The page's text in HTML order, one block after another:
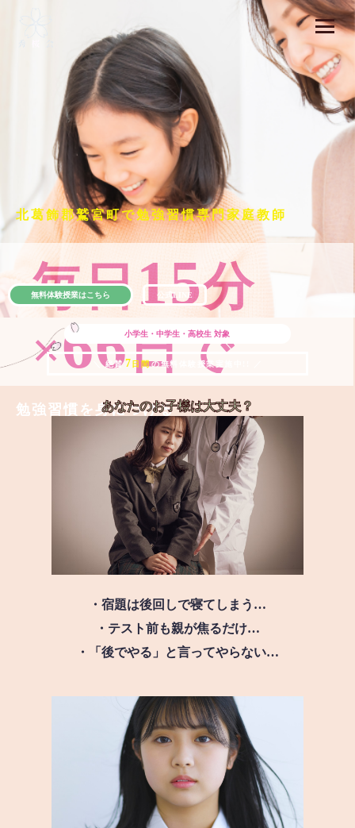
北葛飾郡鷲宮町で勉強習慣専門家庭教師
毎日15分
×66日で
勉強習慣を身につける
小学生・中学生・高校生 対象
＼ 絶賛 7 日間の無料体験授業実施中!! ／
無料体験授業はこちら 公式LINE
あなたのお子様は大丈夫？
・宿題は後回しで寝てしまう…
・テスト前も親が焦るだけ…
・「後でやる」と言ってやらない…